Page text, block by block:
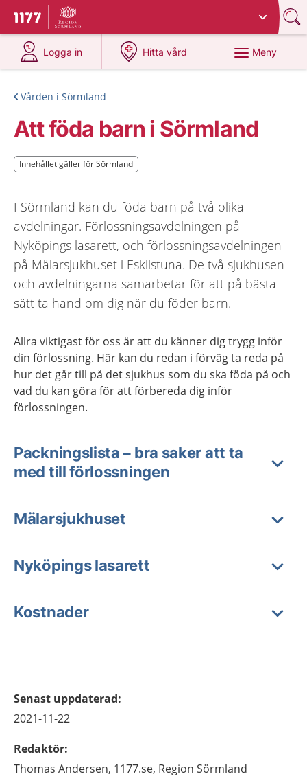
Till startsidan för 1177
Du har valt region
Logga in
på 1177.se
Hitta vård
på 1177.se
Meny
Vården i Sörmland
Att föda barn i Sörmland
Innehållet gäller för Sörmland
Innehållet gäller för Sörmland
I Sörmland kan du föda barn på två olika
avdelningar. Förlossningsavdelningen på
Nyköpings lasarett, och förlossningsavdelningen
på Mälarsjukhuset i Eskilstuna. De två sjukhusen
och avdelningarna samarbetar för att på bästa
sätt ta hand om dig när du föder barn.
Allra viktigast för oss är att du känner dig trygg inför
din förlossning. Här kan du redan i förväg ta reda på
hur det går till på det sjukhus som du ska föda på och
vad du kan göra för att förbereda dig inför
förlossningen.
Packningslista – bra saker att ta
med till förlossningen
Mälarsjukhuset
Nyköpings lasarett
Kostnader
Senast uppdaterad:
2021-11-22
Redaktör:
Thomas Andersen, 1177.se, Region Sörmland